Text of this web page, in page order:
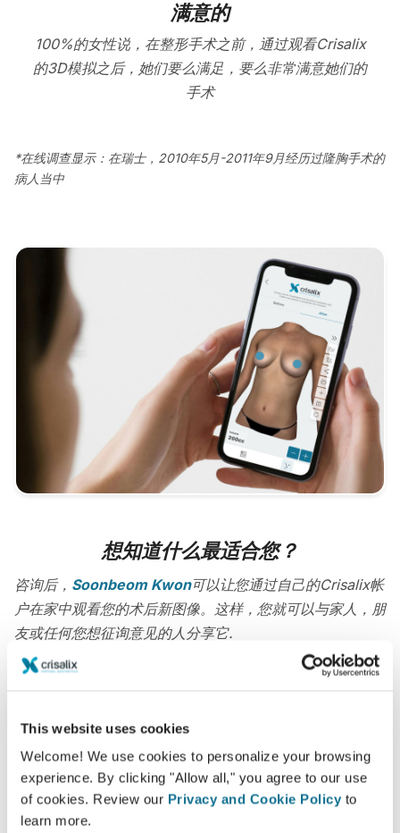
This website uses cookies
Welcome! We use cookies to personalize your browsing
experience. By clicking "Allow all," you agree to our use
of cookies. Review our Privacy and Cookie Policy to
learn more.
满意的
100%的女性说，在整形手术之前，通过观看Crisalix
的3D模拟之后，她们要么满足，要么非常满意她们的
手术
*在线调查显示：在瑞士，2010年5月-2011年9月经历过隆胸手术的
病人当中
想知道什么最适合您？
咨询后， Soonbeom Kwon可以让您通过自己的Crisalix帐
户在家中观看您的术后新图像。这样，您就可以与家人，朋
友或任何您想征询意见的人分享它.
容易安全